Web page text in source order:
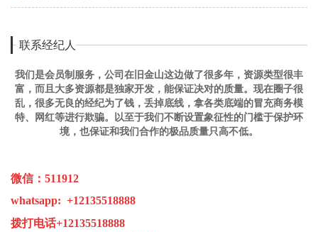
联系经纪人
我们是会员制服务，公司在旧金山这边做了很多年，资源类型很丰
富，而且大多资源都是独家开发，能保证决对的质量。现在圈子很
乱，很多无良的经纪为了钱，丢掉底线，拿各类底端的冒充商务模
特、网红等进行欺骗。以至于我们不断设置象征性的门槛于保护环
境，也保证和我们合作的极品质量只高不低。
微信：511912
whatsapp: +12135518888
拨打电话+12135518888